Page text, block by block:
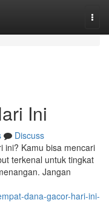
Ini
Discuss
ini? Kamu bisa mencari
terkenal untuk tingkat
Jangan
dana-gacor-hari-ini-